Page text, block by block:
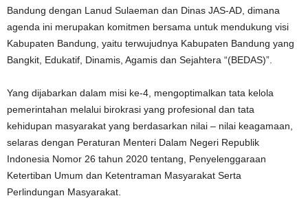
Bandung dengan Lanud Sulaeman dan Dinas JAS-AD, dimana
agenda ini merupakan komitmen bersama untuk mendukung visi
Kabupaten Bandung, yaitu terwujudnya Kabupaten Bandung yang
Bangkit, Edukatif, Dinamis, Agamis dan Sejahtera “(BEDAS)”.
Yang dijabarkan dalam misi ke-4, mengoptimalkan tata kelola
pemerintahan melalui birokrasi yang profesional dan tata
kehidupan masyarakat yang berdasarkan nilai – nilai keagamaan,
selaras dengan Peraturan Menteri Dalam Negeri Republik
Indonesia Nomor 26 tahun 2020 tentang, Penyelenggaraan
Ketertiban Umum dan Ketentraman Masyarakat Serta
Perlindungan Masyarakat.